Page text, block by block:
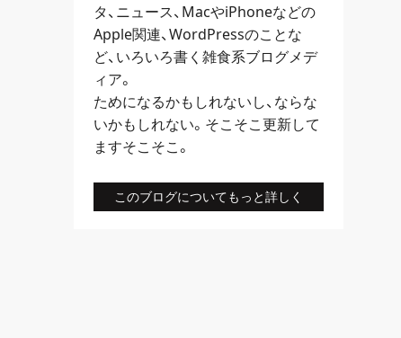
タ、 ニュース、 MacやiPhoneなどの
Apple関連、WordPressのことな
ど、いろいろ書く雑食系ブログメデ
ィア。
ためになるかもしれないし、ならな
いかもしれない。そこそこ更新して
ますそこそこ。
このブログについてもっと詳しく